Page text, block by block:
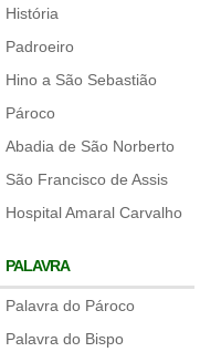
História
Padroeiro
Hino a São Sebastião
Pároco
Abadia de São Norberto
São Francisco de Assis
Hospital Amaral Carvalho
PALAVRA
Palavra do Pároco
Palavra do Bispo